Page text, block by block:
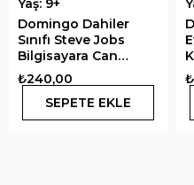
Domingo Dahiler
Sınıfı Steve Jobs
Bilgisayara Can
Veren Adam
₺240,00
SEPETE EKLE